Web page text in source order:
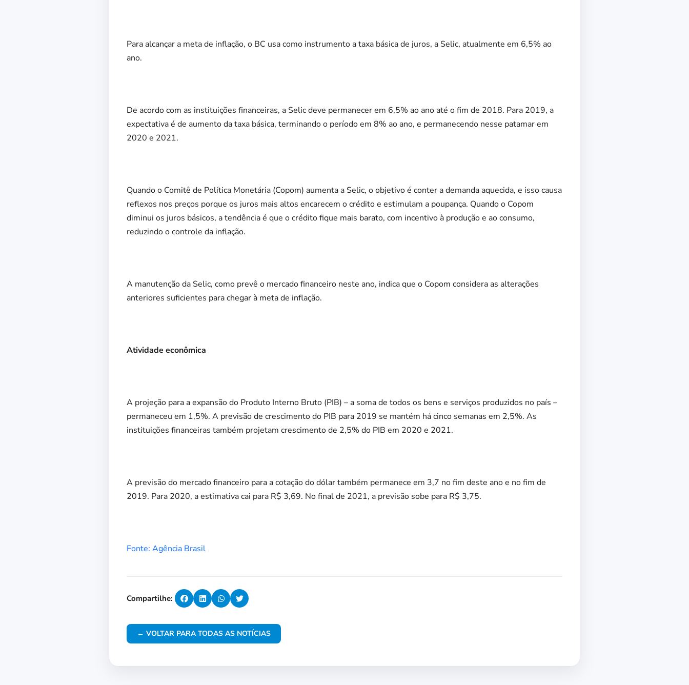
Para alcançar a meta de inflação, o BC usa como instrumento a taxa básica de juros, a Selic, atualmente em 6,5% ao
ano.
De acordo com as instituições financeiras, a Selic deve permanecer em 6,5% ao ano até o fim de 2018. Para 2019, a
expectativa é de aumento da taxa básica, terminando o período em 8% ao ano, e permanecendo nesse patamar em
2020 e 2021.
Quando o Comitê de Política Monetária (Copom) aumenta a Selic, o objetivo é conter a demanda aquecida, e isso causa
reflexos nos preços porque os juros mais altos encarecem o crédito e estimulam a poupança. Quando o Copom
diminui os juros básicos, a tendência é que o crédito fique mais barato, com incentivo à produção e ao consumo,
reduzindo o controle da inflação.
A manutenção da Selic, como prevê o mercado financeiro neste ano, indica que o Copom considera as alterações
anteriores suficientes para chegar à meta de inflação.
Atividade econômica
A projeção para a expansão do Produto Interno Bruto (PIB) – a soma de todos os bens e serviços produzidos no país –
permaneceu em 1,5%. A previsão de crescimento do PIB para 2019 se mantém há cinco semanas em 2,5%. As
instituições financeiras também projetam crescimento de 2,5% do PIB em 2020 e 2021.
A previsão do mercado financeiro para a cotação do dólar também permanece em 3,7 no fim deste ano e no fim de
2019. Para 2020, a estimativa cai para R$ 3,69. No final de 2021, a previsão sobe para R$ 3,75.
Fonte: Agência Brasil
Compartilhe:
← VOLTAR PARA TODAS AS NOTÍCIAS